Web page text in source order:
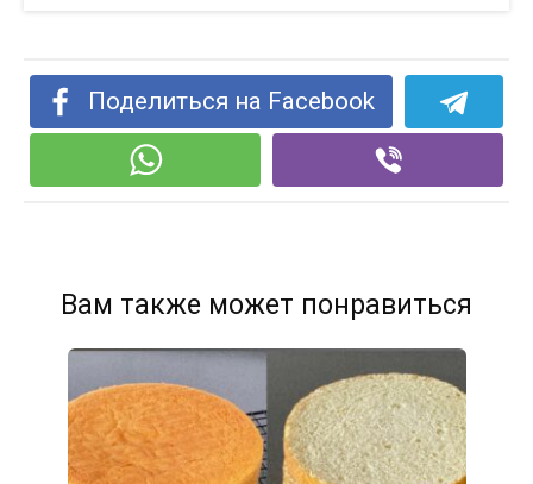
Поделиться на Facebook
Вам также может понравиться